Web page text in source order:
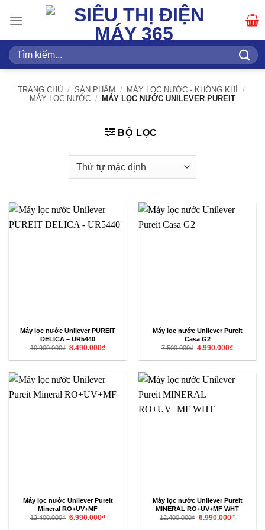
qua
dung
Tìm
kiếm:
TRANG CHỦ / SẢN PHẨM / MÁY LỌC NƯỚC - KHÔNG KHÍ
/
MÁY LỌC NƯỚC / MÁY LỌC NƯỚC UNILEVER PUREIT
BỘ LỌC
Máy lọc nước Unilever PUREIT
DELICA – UR5440
10.900.000₫ Giá
là:
8.490.000₫Giá
tại
8.490.000₫.
Máy lọc nước Unilever Pureit
Casa G2
7.500.000₫ Giá
là:
4.990.000₫Giá
tại
Máy lọc nước Unilever Pureit
Mineral RO+UV+MF
12.400.000₫ Giá
6.990.000₫Giá
Máy lọc nước Unilever Pureit
MINERAL RO+UV+MF WHT
12.400.000₫ Giá
6.990.000₫Giá